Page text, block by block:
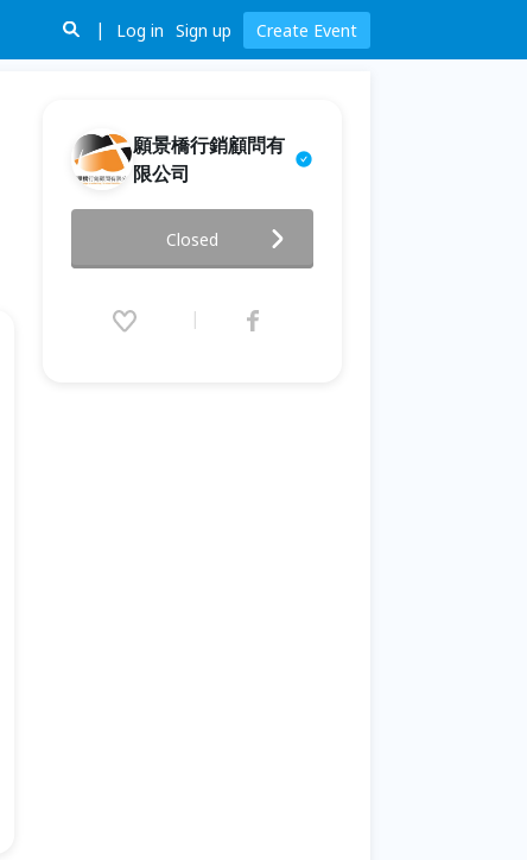
Log in Sign up Create Event
願景橋行銷顧問有
限公司
玩水酷-水庫騎跡自行車活動
2022.11.12 (Sat) 08:00 - 17:00
Closed